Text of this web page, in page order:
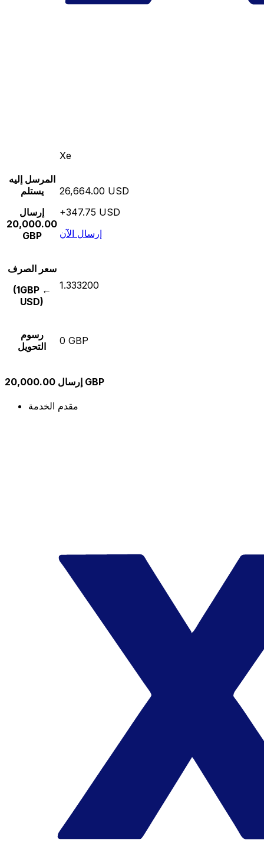
Xe
المرسل إليه
يستلم
إرسال
20,000.00
GBP
26,664.00 USD
+347.75 USD
إرسال الآن
سعر الصرف
(1GBP ←
USD)
1.333200
رسوم
التحويل
0 GBP
إرسال 20,000.00 GBP
مقدم الخدمة